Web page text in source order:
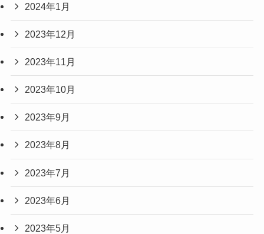
2024年1月
2023年12月
2023年11月
2023年10月
2023年9月
2023年8月
2023年7月
2023年6月
2023年5月